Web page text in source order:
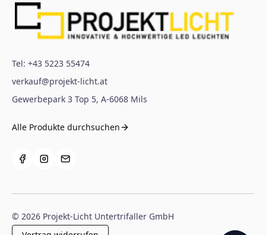
Tel: +43 5223 55474
verkauf@projekt-licht.at
Gewerbepark 3 Top 5, A-6068 Mils
Alle Produkte durchsuchen
© 2026 Projekt-Licht Untertrifaller GmbH